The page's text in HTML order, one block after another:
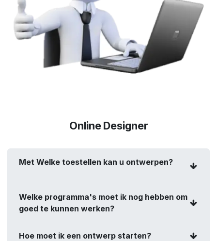
Online Designer
Met Welke toestellen kan u ontwerpen?
Welke programma's moet ik nog hebben om
goed te kunnen werken?
Hoe moet ik een ontwerp starten?